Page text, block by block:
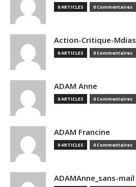
0 ARTICLES 0 Commentaires
Action-Critique-Mdias
0 ARTICLES 0 Commentaires
ADAM Anne
0 ARTICLES 0 Commentaires
ADAM Francine
0 ARTICLES 0 Commentaires
ADAMAnne_sans-mail